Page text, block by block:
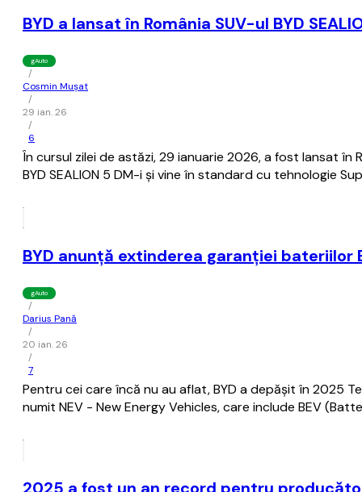
BYD a lansat în România SUV-ul BYD
gAuto
/
Cosmin Mușat
/
29 ian. 26
/
6
În cursul zilei de astăzi, 29 ianuarie 2026, a fost lansat în
BYD SEALION 5 DM-i şi vine în standard cu tehnologie
BYD anunță extinderea garanției
gAuto
/
Darius Pană
/
20 ian. 26
/
7
Pentru cei care încă nu au aflat, BYD a depășit în 2025
numit NEV - New Energy Vehicles, care include BEV